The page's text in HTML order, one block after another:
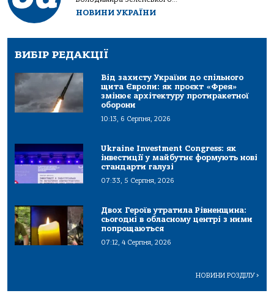
НОВИНИ УКРАЇНИ
ВИБІР РЕДАКЦІЇ
Від захисту України до спільного
щита Європи: як проєкт «Фрея»
змінює архітектуру протиракетної
оборони
10:13, 6 Серпня, 2026
Ukraine Investment Congress: як
інвестиції у майбутнє формують нові
стандарти галузі
07:33, 5 Серпня, 2026
Двох Героїв утратила Рівненщина:
сьогодні в обласному центрі з ними
попрощаються
07:12, 4 Серпня, 2026
НОВИНИ РОЗДІЛУ>